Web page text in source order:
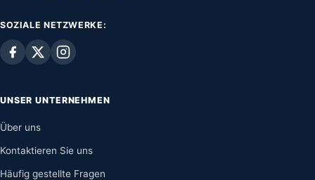
SOZIALE NETZWERKE:
UNSER UNTERNEHMEN
Über uns
Kontaktieren Sie uns
Häufig gestellte Fragen